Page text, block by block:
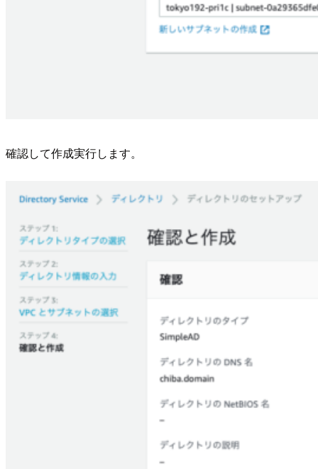
確認して作成実行します。